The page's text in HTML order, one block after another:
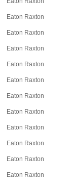
Eaton Raxton
Eaton Raxton
Eaton Raxton
Eaton Raxton
Eaton Raxton
Eaton Raxton
Eaton Raxton
Eaton Raxton
Eaton Raxton
Eaton Raxton
Eaton Raxton